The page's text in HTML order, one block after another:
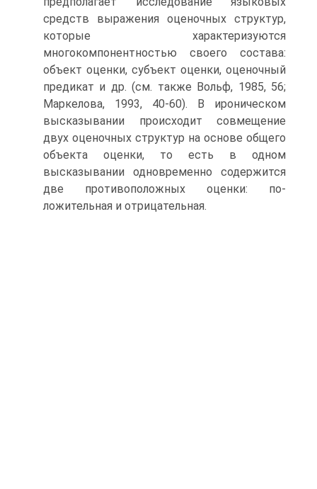
средств выражения оценочных структур,
которые характеризуются
многокомпонентностью своего состава:
объект оцен­ки, субъект оценки, оценочный
предикат и др. (см. также Вольф, 1985, 56;
Мар­келова, 1993, 40-60). В ироническом
высказывании происходит совмещение
двух оценочных структур на основе общего
объекта оценки, то есть в одном
высказывании одновременно содержится
две противоположных оценки: по­
ложительная и отрицательная.